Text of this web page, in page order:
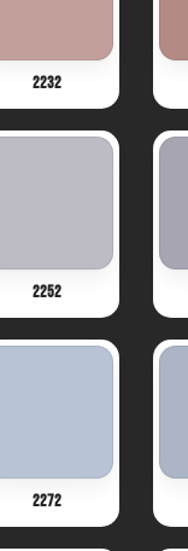
2232
2252
2272